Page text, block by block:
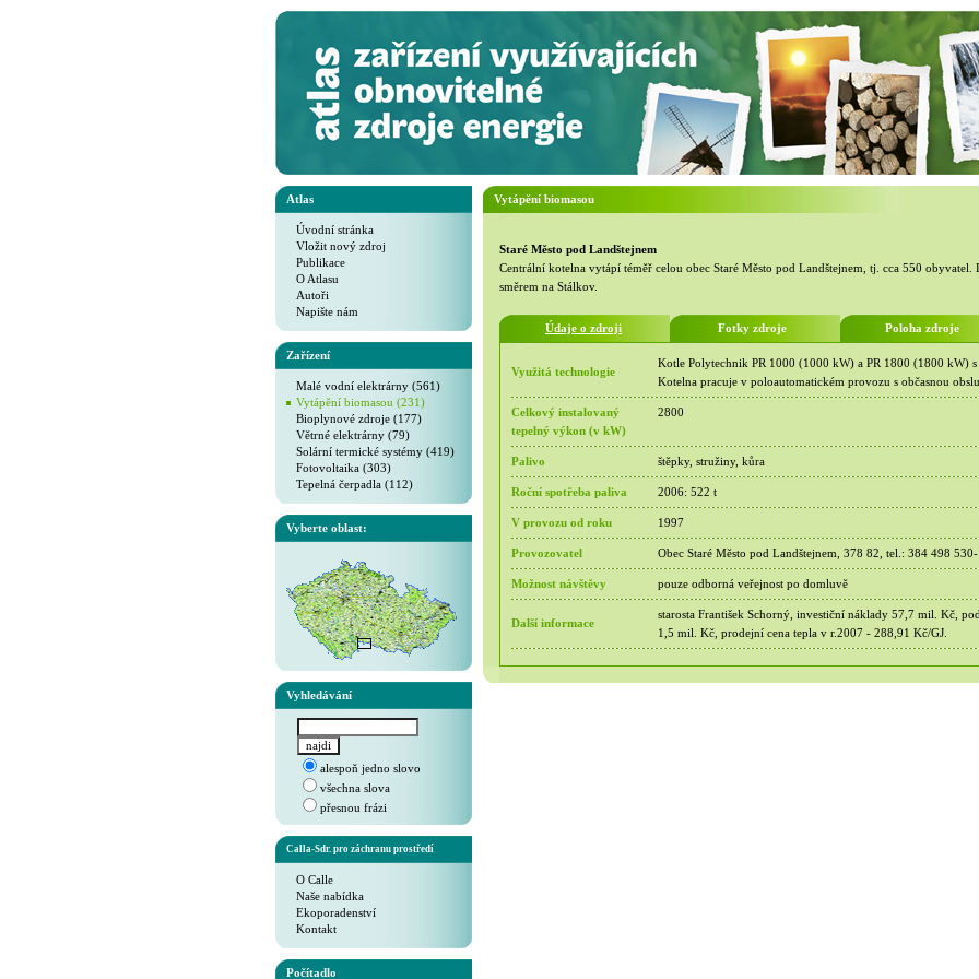
Atlas
Úvodní stránka
Vložit nový zdroj
Publikace
O Atlasu
Autoři
Napište nám
Zařízení
Malé vodní elektrárny (561)
Vytápění biomasou (231)
Bioplynové zdroje (177)
Větrné elektrárny (79)
Solární termické systémy (419)
Fotovoltaika (303)
Tepelná čerpadla (112)
Vyberte oblast:
Vyhledávání
alespoň jedno slovo
všechna slova
přesnou frázi
Calla-Sdr. pro záchranu prostředí
O Calle
Naše nabídka
Ekoporadenství
Kontakt
Počítadlo
Vytápění biomasou
Staré Město pod Landštejnem
Centrální kotelna vytápí téměř celou obec Staré Město pod Landštejnem, tj. cca 550
směrem na Stálkov.
Údaje o zdroji Fotky zdroje Poloha zdroje
Využitá technologie
Kotle Polytechnik PR 1000 (1000 kW) a PR 1800 (1800 kW)
Kotelna pracuje v poloautomatickém provozu s občasnou
Celkový instalovaný
tepelný výkon (v kW)
2800
Palivo štěpky, stružiny, kůra
Roční spotřeba paliva 2006: 522 t
V provozu od roku 1997
Provozovatel Obec Staré Město pod Landštejnem, 378 82, tel.: 384 498 530-
Možnost návštěvy pouze odborná veřejnost po domluvě
Další informace
starosta František Schorný, investiční náklady 57,7 mil. Kč,
1,5 mil. Kč, prodejní cena tepla v r.2007 - 288,91 Kč/GJ.